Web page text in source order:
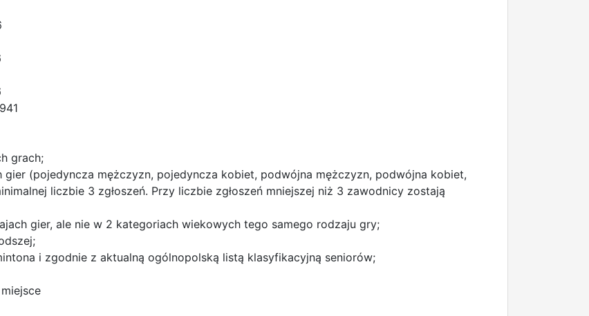
grach;
(pojedyncza mężczyzn, pojedyncza kobiet, podwójna mężczyzn, podwójna kobiet,
liczbie 3 zgłoszeń. Przy liczbie zgłoszeń mniejszej niż 3 zawodnicy zostają
gier, ale nie w 2 kategoriach wiekowych tego samego rodzaju gry;
i zgodnie z aktualną ogólnopolską listą klasyfikacyjną seniorów;